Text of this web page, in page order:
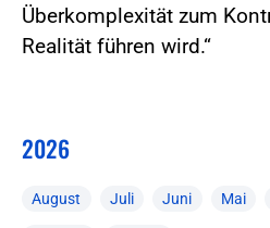
Überkomplexität zum
Realität führen wird.“
2026
August Juli Juni Mai